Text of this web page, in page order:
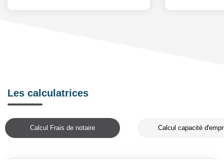
Les calculatrices
Calcul Frais de notaire Calcul capacité